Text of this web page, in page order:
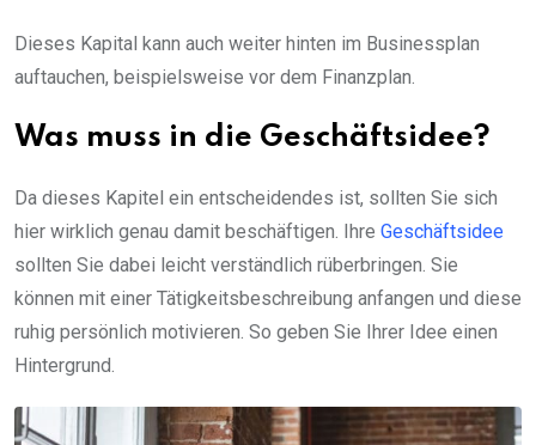
Dieses Kapital kann auch weiter hinten im Businessplan
auftauchen, beispielsweise vor dem Finanzplan.
Was muss in die Geschäftsidee?
Da dieses Kapitel ein entscheidendes ist, sollten Sie sich
hier wirklich genau damit beschäftigen. Ihre Geschäftsidee
sollten Sie dabei leicht verständlich rüberbringen. Sie
können mit einer Tätigkeitsbeschreibung anfangen und diese
ruhig persönlich motivieren. So geben Sie Ihrer Idee einen
Hintergrund.